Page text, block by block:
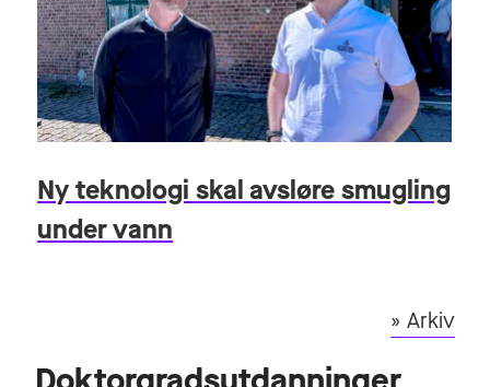
Ny teknologi skal avsløre smugling
under vann
» Arkiv